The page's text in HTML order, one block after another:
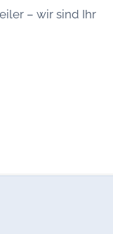
– wir sind Ihr